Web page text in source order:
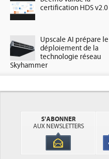
certification HDS v2.0
Upscale AI prépare le
déploiement de la
technologie réseau
Skyhammer
S'ABONNER
AUX NEWSLETTERS